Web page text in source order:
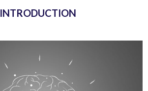
INTRODUCTION